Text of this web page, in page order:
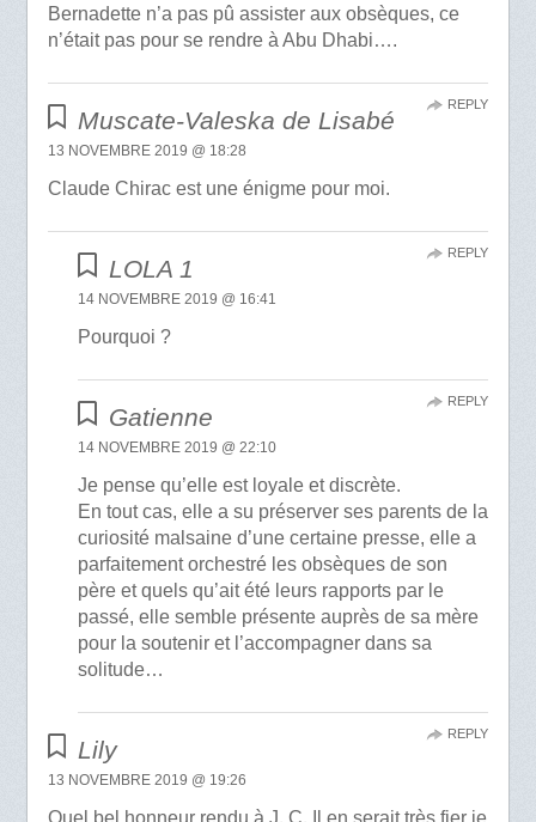
Bernadette n’a pas pû assister aux obsèques, ce
n’était pas pour se rendre à Abu Dhabi….
Muscate-Valeska de Lisabé
13 NOVEMBRE 2019 @ 18:28
Claude Chirac est une énigme pour moi.
REPLY
LOLA 1
14 NOVEMBRE 2019 @ 16:41
Pourquoi ?
REPLY
Gatienne
14 NOVEMBRE 2019 @ 22:10
Je pense qu’elle est loyale et discrète.
En tout cas, elle a su préserver ses parents de la
curiosité malsaine d’une certaine presse, elle a
parfaitement orchestré les obsèques de son
père et quels qu’ait été leurs rapports par le
passé, elle semble présente auprès de sa mère
pour la soutenir et l’accompagner dans sa
solitude…
REPLY
Lily
13 NOVEMBRE 2019 @ 19:26
Quel bel honneur rendu à J. C. Il en serait très fier je
REPLY